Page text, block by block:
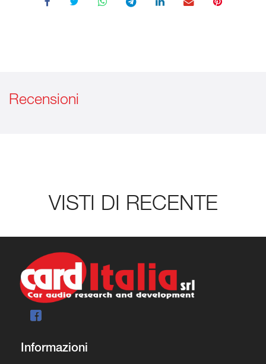
Recensioni
VISTI DI RECENTE
Informazioni